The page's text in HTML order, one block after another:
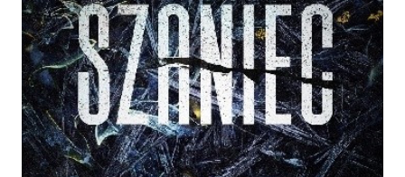
co się dzieje i czego jesteśmy świadkami i uczestnikami.
Lauren Gordon, Kury, czyli krótka historia o wspólnocie
Kury. Pierze, dzioby, rozmaita kolorystyka i duża chęć do
gdakania. I choć wypadałoby tu napisać o kolejnym
skojarzeniu z kurami - czyli jajkach - moje wegańskie serce
stawia opór. Nie będzie zatem o jajkach, ale o innych
przymiotach tychże jakże niedocenianych stworzeń. Gdy